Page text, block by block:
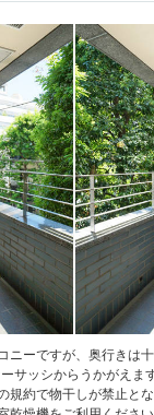
ニーですが、奥行きは
サッシからうかがえま
規約で物干しが禁止と